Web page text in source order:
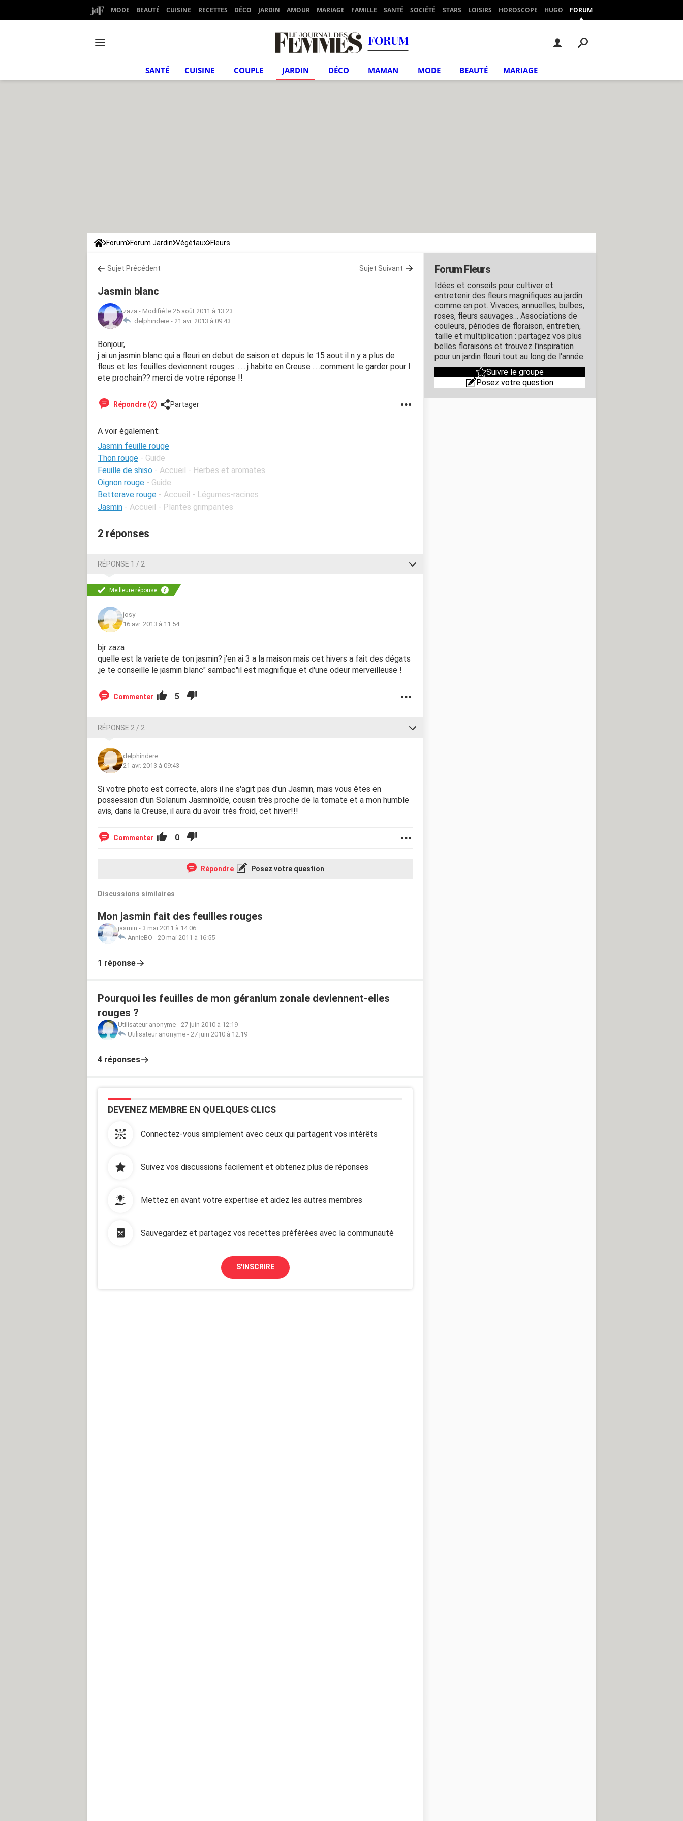
MODE BEAUTÉ CUISINE RECETTES DÉCO JARDIN AMOUR MARIAGE FAMILLE SANTÉ SOCIÉTÉ STARS LOISIRS HOROSCOPE HUGO FORUM
FORUM
SANTÉ CUISINE COUPLE JARDIN DÉCO MAMAN MODE BEAUTÉ MARIAGE
Forum Forum Jardin Végétaux Fleurs
Sujet Précédent Sujet Suivant
Jasmin blanc
zaza - Modifié le 25 août 2011 à 13:23
delphindere - 21 avr. 2013 à 09:43
Bonjour,
j ai un jasmin blanc qui a fleuri en debut de saison et depuis le 15 aout il n y a plus de
fleus et les feuilles deviennent rouges .......j habite en Creuse .....comment le garder pour l
ete prochain?? merci de votre réponse !!
Répondre (2) Partager
A voir également:
Jasmin feuille rouge
Thon rouge - Guide
Feuille de shiso - Accueil - Herbes et aromates
Oignon rouge - Guide
Betterave rouge - Accueil - Légumes-racines
Jasmin - Accueil - Plantes grimpantes
2 réponses
RÉPONSE 1 / 2
Meilleure réponse
josy
16 avr. 2013 à 11:54
bjr zaza
quelle est la variete de ton jasmin? j'en ai 3 a la maison mais cet hivers a fait des dégats
,je te conseille le jasmin blanc" sambac"il est magnifique et d'une odeur merveilleuse !
Commenter 5
RÉPONSE 2 / 2
delphindere
21 avr. 2013 à 09:43
Si votre photo est correcte, alors il ne s'agit pas d'un Jasmin, mais vous êtes en
possession d'un Solanum Jasminoîde, cousin très proche de la tomate et a mon humble
avis, dans la Creuse, il aura du avoir très froid, cet hiver!!!
Commenter 0
Répondre Posez votre question
Discussions similaires
Mon jasmin fait des feuilles rouges
jasmin - 3 mai 2011 à 14:06
AnnieBO - 20 mai 2011 à 16:55
1 réponse
Pourquoi les feuilles de mon géranium zonale deviennent-elles
rouges ?
Utilisateur anonyme - 27 juin 2010 à 12:19
Utilisateur anonyme - 27 juin 2010 à 12:19
4 réponses
DEVENEZ MEMBRE EN QUELQUES CLICS
Connectez-vous simplement avec ceux qui partagent vos intérêts
Suivez vos discussions facilement et obtenez plus de réponses
Mettez en avant votre expertise et aidez les autres membres
Sauvegardez et partagez vos recettes préférées avec la communauté
S'INSCRIRE
Forum Fleurs
Idées et conseils pour cultiver et
entretenir des fleurs magnifiques au jardin
comme en pot. Vivaces, annuelles, bulbes,
roses, fleurs sauvages… Associations de
couleurs, périodes de floraison, entretien,
taille et multiplication : partagez vos plus
belles floraisons et trouvez l'inspiration
pour un jardin fleuri tout au long de l'année.
Suivre le groupe
Posez votre question